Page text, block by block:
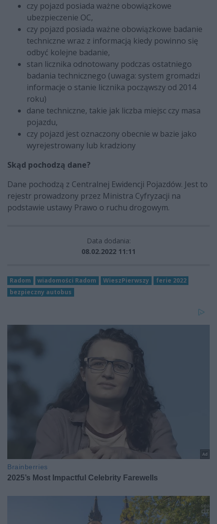
czy pojazd posiada ważne obowiązkowe
ubezpieczenie OC,
czy pojazd posiada ważne obowiązkowe badanie
techniczne wraz z informacją kiedy powinno się
odbyć kolejne badanie,
stan licznika odnotowany podczas ostatniego
badania technicznego (uwaga: system gromadzi
informacje o stanie licznika począwszy od 2014
roku)
dane techniczne, takie jak liczba miejsc czy masa
pojazdu,
czy pojazd jest oznaczony obecnie w bazie jako
wyrejestrowany lub kradziony
Skąd pochodzą dane?
Dane pochodzą z Centralnej Ewidencji Pojazdów. Jest to
rejestr prowadzony przez Ministra Cyfryzacji na
podstawie ustawy Prawo o ruchu drogowym.
Data dodania:
08.02.2022 11:11
Radom wiadomości Radom WieszPierwszy
ferie 2022
bezpieczny autobus